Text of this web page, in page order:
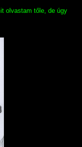
olvastam tőle, de úgy